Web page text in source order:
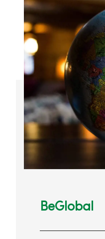
BeGlobal